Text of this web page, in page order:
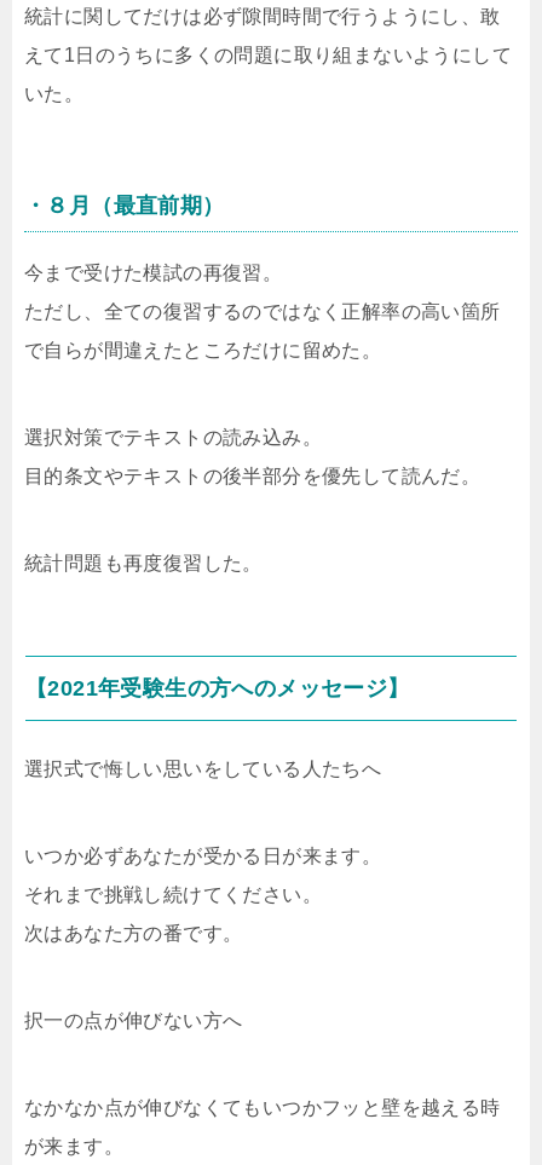
統計に関してだけは必ず隙間時間で行うようにし、敢
えて1日のうちに多くの問題に取り組まないようにして
いた。
・８月（最直前期）
今まで受けた模試の再復習。
ただし、全ての復習するのではなく正解率の高い箇所
で自らが間違えたところだけに留めた。
選択対策でテキストの読み込み。
目的条文やテキストの後半部分を優先して読んだ。
統計問題も再度復習した。
【2021年受験生の方へのメッセージ】
選択式で悔しい思いをしている人たちへ
いつか必ずあなたが受かる日が来ます。
それまで挑戦し続けてください。
次はあなた方の番です。
択一の点が伸びない方へ
なかなか点が伸びなくてもいつかフッと壁を越える時
が来ます。